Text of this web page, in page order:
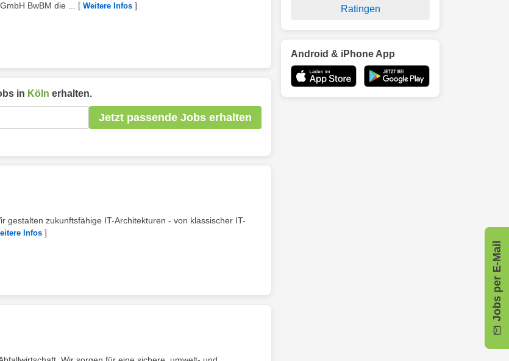
BwBM die ...
[ Weitere Infos ]
in Köln erhalten.
Jetzt passende Jobs erhalten
gestalten zukunftsfähige IT-Architekturen - von klassischer IT-
Infos ]
Jobs per E-Mail
Ratingen
Android & iPhone App